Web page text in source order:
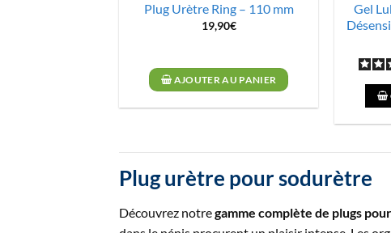
Plug Urètre Ring – 110 mm
19,90€
AJOUTER AU PANIER
Gel
Plug urètre pour sodurètre
Découvrez notregamme complète de plugs